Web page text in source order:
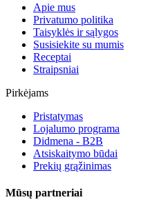
Apie mus
Privatumo politika
Taisyklės ir sąlygos
Susisiekite su mumis
Receptai
Straipsniai
Pirkėjams
Pristatymas
Lojalumo programa
Didmena - B2B
Atsiskaitymo būdai
Prekių grąžinimas
Mūsų partneriai